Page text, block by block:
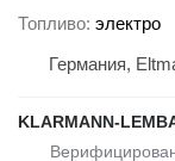
Топливо электро
Германия,
KLARMANN-